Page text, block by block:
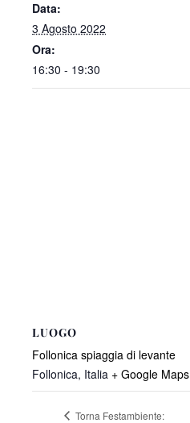
Data:
3 Agosto 2022
Ora:
16:30 - 19:30
LUOGO
Follonica spiaggia di levante
Follonica, Italia + Google Maps
Torna Festambiente: